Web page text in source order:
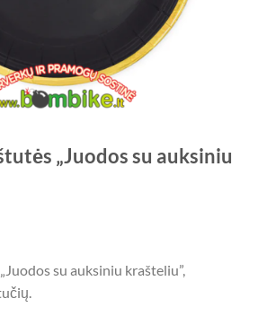
„Juodos su auksiniu
su auksiniu krašteliu”,